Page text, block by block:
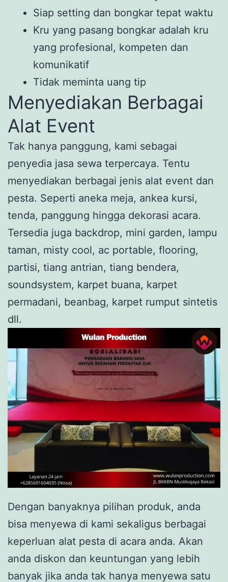
Siap setting dan bongkar tepat waktu
Kru yang pasang bongkar adalah kru
yang profesional, kompeten dan
komunikatif
Tidak meminta uang tip
Menyediakan Berbagai
Alat Event
Tak hanya panggung, kami sebagai
penyedia jasa sewa terpercaya. Tentu
menyediakan berbagai jenis alat event dan
pesta. Seperti aneka meja, ankea kursi,
tenda, panggung hingga dekorasi acara.
Tersedia juga backdrop, mini garden, lampu
taman, misty cool, ac portable, flooring,
partisi, tiang antrian, tiang bendera,
soundsystem, karpet buana, karpet
permadani, beanbag, karpet rumput sintetis
dll.
Dengan banyaknya pilihan produk, anda
bisa menyewa di kami sekaligus berbagai
keperluan alat pesta di acara anda. Akan
anda diskon dan keuntungan yang lebih
banyak jika anda tak hanya menyewa satu